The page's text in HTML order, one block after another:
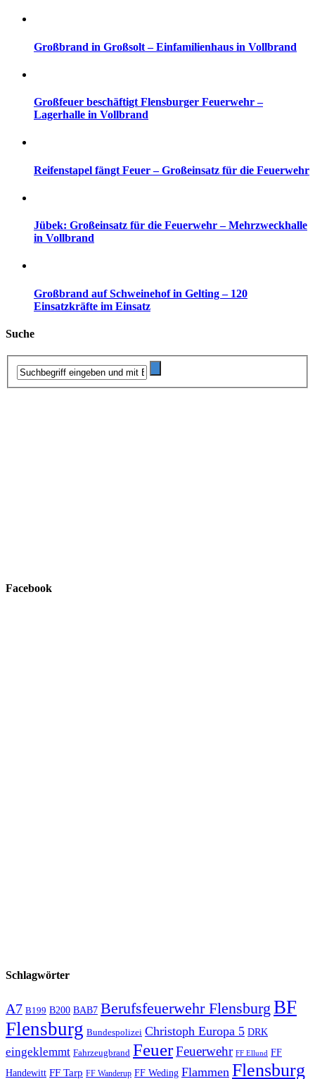
Großbrand in Großsolt – Einfamilienhaus in Vollbrand
Großfeuer beschäftigt Flensburger Feuerwehr –
Lagerhalle in Vollbrand
Reifenstapel fängt Feuer – Großeinsatz für die Feuerwehr
Jübek: Großeinsatz für die Feuerwehr – Mehrzweckhalle
in Vollbrand
Großbrand auf Schweinehof in Gelting – 120
Einsatzkräfte im Einsatz
Suche
Facebook
Schlagwörter
A7 B199 B200 BAB7 Berufsfeuerwehr Flensburg BF
Flensburg Bundespolizei Christoph Europa 5 DRK
eingeklemmt Fahrzeugbrand FeuerFeuerwehr FF Ellund FF
Handewitt FF Tarp FF Wanderup FF Weding Flammen Flensburg